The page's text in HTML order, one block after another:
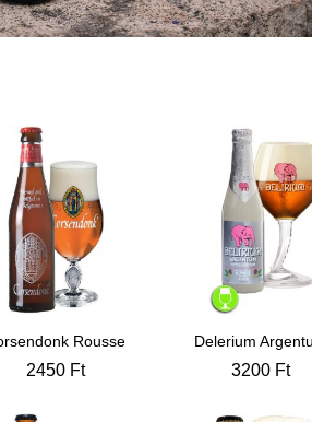
Rousse
2450 Ft
Delerium
3200 Ft